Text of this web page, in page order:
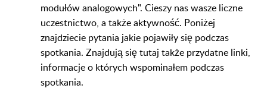
modułów analogowych". Cieszy nas wasze liczne
uczestnictwo, a także aktywność. Poniżej
znajdziecie pytania jakie pojawiły się podczas
spotkania. Znajdują się tutaj także przydatne linki,
informacje o których wspominałem podczas
spotkania.